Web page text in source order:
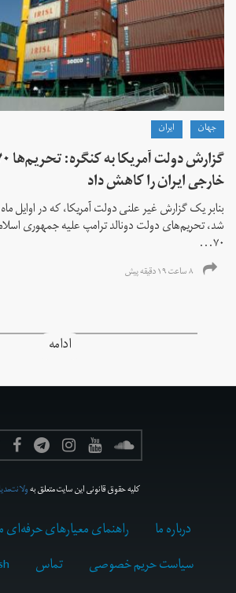
جهان ايران
خارجی ایران را کاهش داد
بنابر یک گزارش غیر علنی دولت آمریکا، که در اوایل ماه
۷۰...
۸ ساعت ۱۹ دقیقه پیش
ادامه
کلیه حقوق قانونی این سایت متعلق به
درباره ما راهنمای معیارهای حرفه‌ای
سیاست حریم خصوصی
تماس